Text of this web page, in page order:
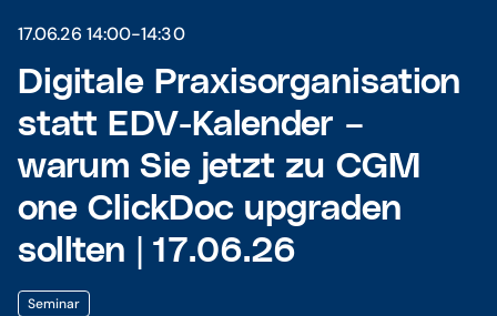
17.06.26 14:00-14:30
Digitale Praxisorganisation
statt EDV-Kalender –
warum Sie jetzt zu CGM
one ClickDoc upgraden
sollten | 17.06.26
Seminar